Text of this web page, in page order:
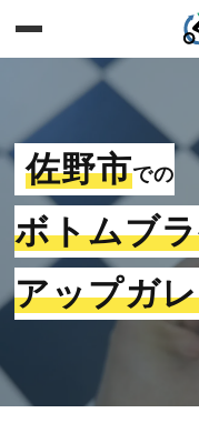
佐野市での
ボトムブ
アップガ